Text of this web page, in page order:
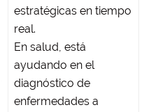
estratégicas en tiempo
real.
En salud, está
ayudando en el
diagnóstico de
enfermedades a